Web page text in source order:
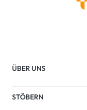
ÜBER UNS
STÖBERN